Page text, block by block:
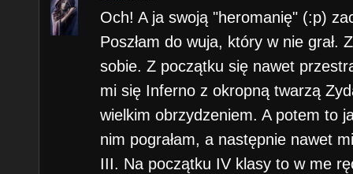
Och! A ja swoją "heromanię" (:p)
Poszłam do wuja, który w nie grał.
sobie. Z początku się nawet
mi się Inferno z okropną twarzą
wielkim obrzydzeniem. A potem to
nim pograłam, a następnie nawet
III. Na początku IV klasy to w me